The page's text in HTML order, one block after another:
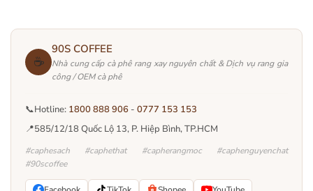
☕
90S COFFEE
Nhà cung cấp cà phê rang xay nguyên chất & Dịch vụ rang gia
công / OEM cà phê
📞Hotline: 1800 888 906 - 0777 153 153
📍585/12/18 Quốc Lộ 13, P. Hiệp Bình, TP.HCM
#caphesach #caphethat #capherangmoc #caphenguyenchat
#90scoffee